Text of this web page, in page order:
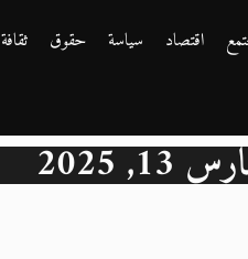
اقتصاد سياسة حقوق
ثقافة
13, 2025